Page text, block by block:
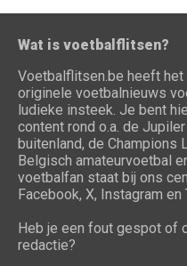
Wat is voetbalflitsen?
Voetbalflitsen.be heeft
originele voetbalnieuws
ludieke insteek. Je bent
content rond o.a. de
buitenland, de Champions
Belgisch amateurvoetbal
voetbalfan staat bij ons
Facebook, X, Instagram en
Heb je een fout gespot of
redactie?